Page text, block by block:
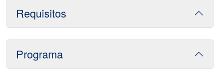
Requisitos
Programa